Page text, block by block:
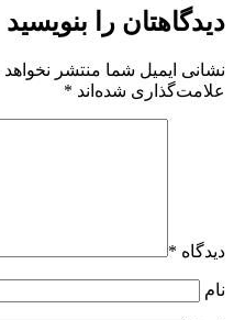
دیدگاهتان را بنویسید
نشانی ایمیل شما منتشر
علامت‌گذاری شده‌اند *
دیدگاه *
نام